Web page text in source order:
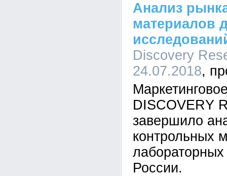
Анализ
материалов
Discovery
24.07.2018
DISCOVERY
завершило
контрольных
России.